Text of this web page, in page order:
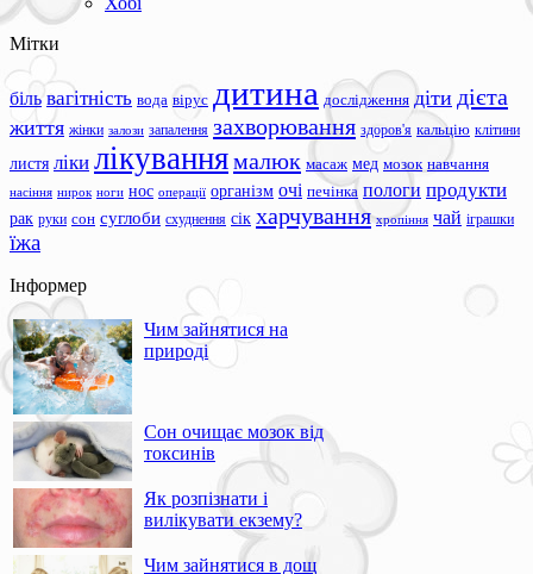
Мітки
біль вагітність вода вірус дитина дослідження діти дієта
життя жінки залози запалення захворювання здоров'я кальцію клітини
листя ліки лікуваннямалюк масаж мед мозок навчання
насіння нирок ноги нос операції організм очі печінка пологи продукти
рак руки сон суглоби схуднення сік харчування хропіння чай іграшки
їжа
Інформер
Чим зайнятися на
природі
Сон очищає мозок від
токсинів
Як розпізнати і
вилікувати екзему?
Чим зайнятися в дощ